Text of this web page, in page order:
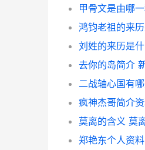
鸿钧老祖的来
刘姓的来历是
去你的岛简介
二战轴心国有
疯神杰哥简介
莫离的含义 莫
郑艳东个人资